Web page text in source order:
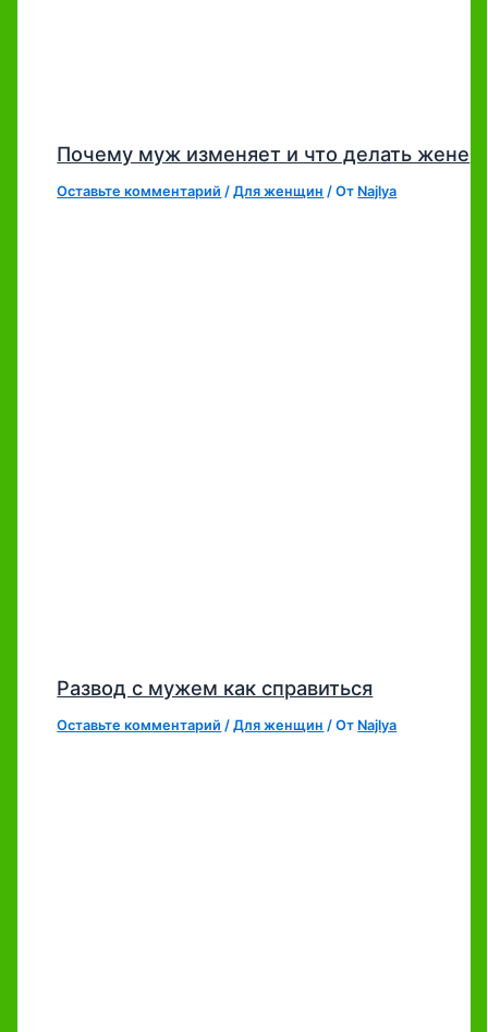
Почему муж изменяет и что делать жене
Оставьте комментарий /Для женщин / От Najlya
Развод с мужем как справиться
Оставьте комментарий /Для женщин / От Najlya